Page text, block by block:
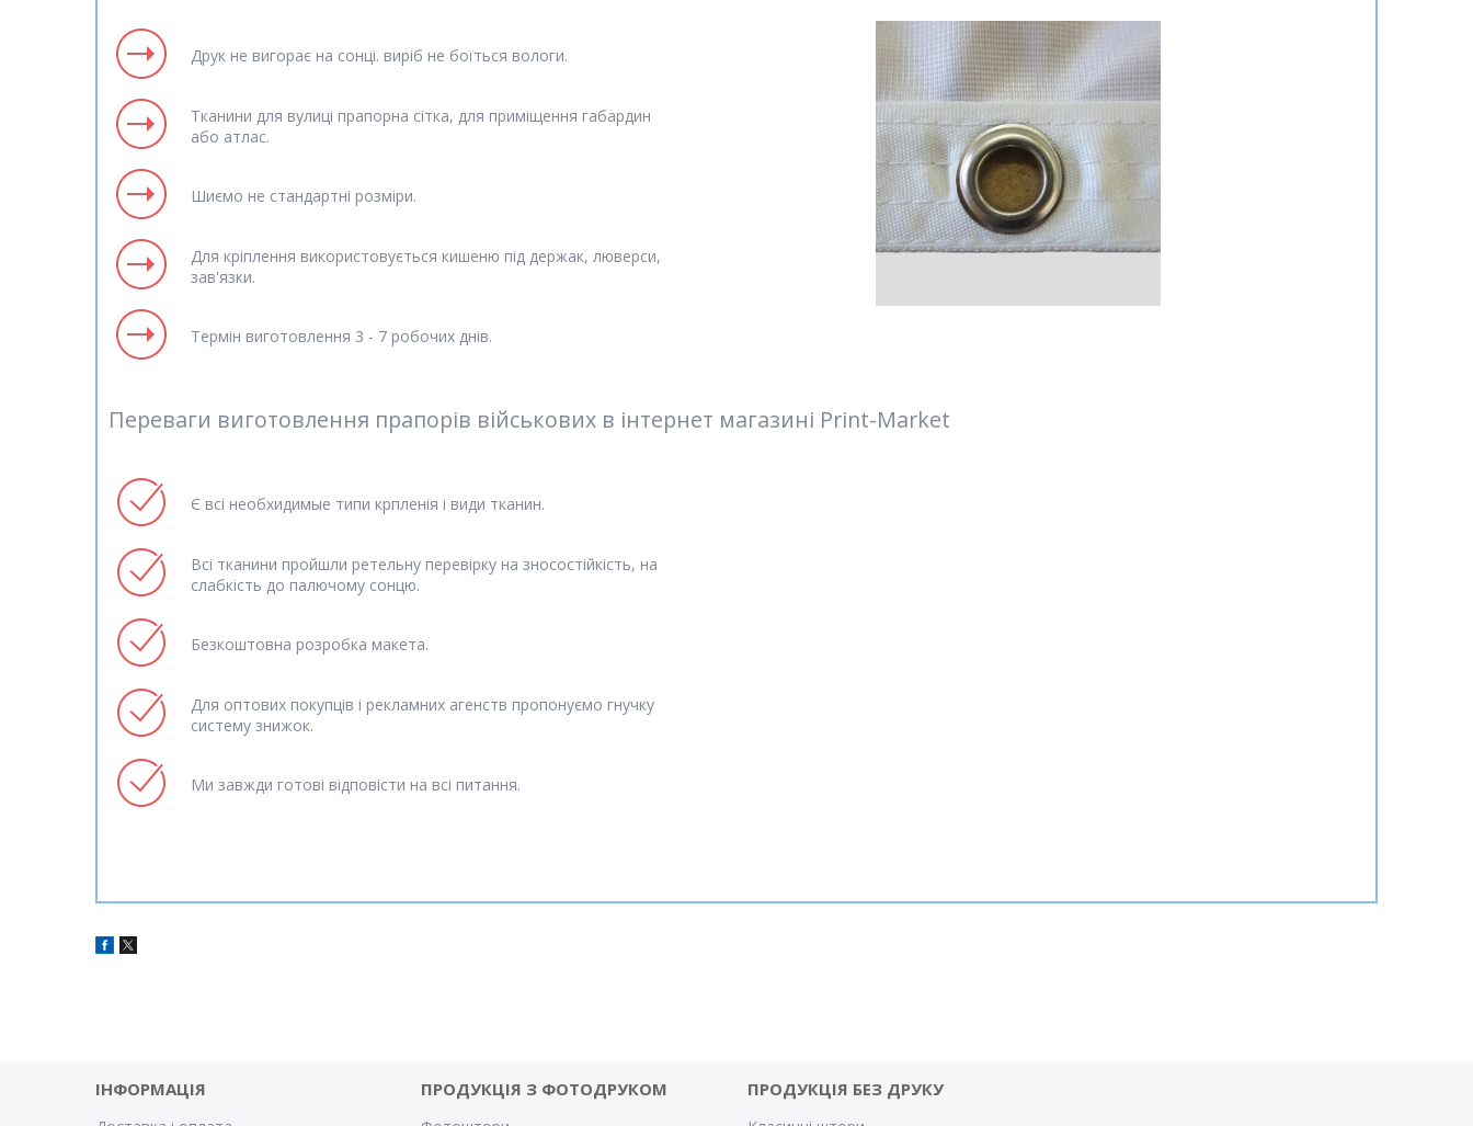
Друк не вигорає на сонці. виріб не боїться вологи.
Тканини для вулиці прапорна сітка, для приміщення габардин
або атлас.
Шиємо не стандартні розміри.
Для кріплення використовується кишеню під держак, люверси,
зав'язки.
Термін виготовлення 3 - 7 робочих днів.
Переваги виготовлення прапорів військових в інтернет магазині Print-Market
Є всі необхидимые типи крпленія і види тканин.
Всі тканини пройшли ретельну перевірку на зносостійкість, на
слабкість до палючому сонцю.
Безкоштовна розробка макета.
Для оптових покупців і рекламних агенств пропонуємо гнучку
систему знижок.
Ми завжди готові відповісти на всі питання.
ІНФОРМАЦІЯ ПРОДУКЦІЯ З ФОТОДРУКОМ ПРОДУКЦІЯ БЕЗ ДРУКУ